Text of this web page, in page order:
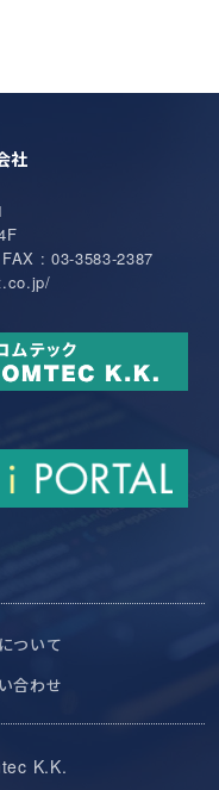
社
: 03-3583-2387
ついて
合わせ
K.K.